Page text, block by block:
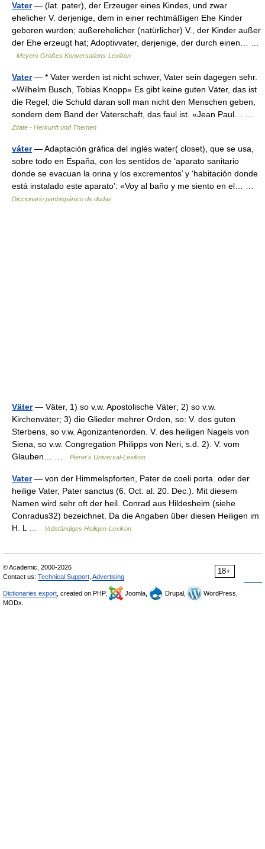
Vater— (lat. pater), der Erzeuger eines Kindes, und zwar
ehelicher V. derjenige, dem in einer rechtmäßigen Ehe Kinder
geboren wurden; außerehelicher (natürlicher) V., der Kinder außer
der Ehe erzeugt hat; Adoptivvater, derjenige, der durch einen… …
Meyers Großes Konversations-Lexikon
Vater— * Vater werden ist nicht schwer, Vater sein dagegen sehr.
«Wilhelm Busch, Tobias Knopp» Es gibt keine guten Väter, das ist
die Regel; die Schuld daran soll man nicht den Menschen geben,
sondern dem Band der Vaterschaft, das faul ist. «Jean Paul… …
Zitate - Herkunft und Themen
váter— Adaptación gráfica del inglés water( closet), que se usa,
sobre todo en España, con los sentidos de ‘aparato sanitario
donde se evacuan la orina y los excrementos’ y ‘habitación donde
está instalado este aparato’: «Voy al baño y me siento en el… …
Diccionario panhispánico de dudas
Väter— Väter, 1) so v.w. Apostolische Väter; 2) so v.w.
Kirchenväter; 3) die Glieder mehrer Orden, so: V. des guten
Sterbens, so v.w. Agonizantenorden. V. des heiligen Nagels von
Siena, so v.w. Congregation Philipps von Neri, s.d. 2). V. vom
Glauben… …
Pierer's Universal-Lexikon
Vater— von der Himmelspforten, Pater de coeli porta. oder der
heilige Vater, Pater sanctus (6. Oct. al. 20. Dec.). Mit diesem
Namen wird sehr oft der heil. Conrad aus Hildesheim (siehe
Conradus32) bezeichnet. Da die Angaben über diesen Heiligen im
H. L …
Vollständiges Heiligen-Lexikon
18+
© Academic, 2000-2026
Contact us: Technical Support Advertising
Dictionaries export , created on PHP, Joomla, Drupal,
WordPress,
MODx.